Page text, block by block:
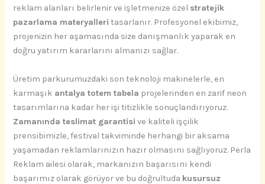
reklam alanları belirlenir ve işletmenize özel stratejik
pazarlama materyalleri tasarlanır. Profesyonel ekibimiz,
projenizin her aşamasında size danışmanlık yaparak en
doğru yatırım kararlarını almanızı sağlar.
Üretim parkurumuzdaki son teknoloji makinelerle, en
karmaşık antalya totem tabela projelerinden en zarif neon
tasarımlarına kadar her işi titizlikle sonuçlandırıyoruz.
Zamanında teslimat garantisi ve kaliteli işçilik
prensibimizle, festival takviminde herhangi bir aksama
yaşamadan reklamlarınızın hazır olmasını sağlıyoruz. Perla
Reklam ailesi olarak, markanızın başarısını kendi
başarımız olarak görüyor ve bu doğrultuda kusursuz